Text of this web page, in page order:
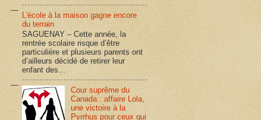
L'école à la maison gagne encore
du terrain
SAGUENAY – Cette année, la
rentrée scolaire risque d’être
particulière et plusieurs parents ont
d’ailleurs décidé de retirer leur
enfant des...
Cour suprême du
Canada : affaire Lola,
une victoire à la
Pyrrhus pour ceux qui